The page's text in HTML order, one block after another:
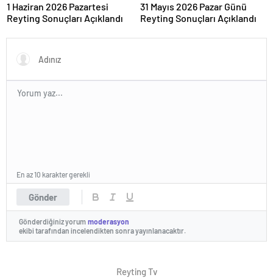
1 Haziran 2026 Pazartesi
Reyting Sonuçları Açıklandı
31 Mayıs 2026 Pazar Günü
Reyting Sonuçları Açıklandı
Gönder
En az 10 karakter gerekli
Gönderdiğiniz yorum moderasyon
ekibi tarafından incelendikten sonra yayınlanacaktır.
Reyting Tv